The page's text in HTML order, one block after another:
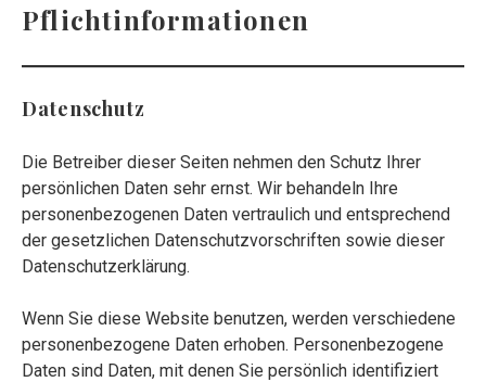
Pflichtinformationen
Datenschutz
Die Betreiber dieser Seiten nehmen den Schutz Ihrer
persönlichen Daten sehr ernst. Wir behandeln Ihre
personenbezogenen Daten vertraulich und entsprechend
der gesetzlichen Datenschutzvorschriften sowie dieser
Datenschutzerklärung.
Wenn Sie diese Website benutzen, werden verschiedene
personenbezogene Daten erhoben. Personenbezogene
Daten sind Daten, mit denen Sie persönlich identifiziert